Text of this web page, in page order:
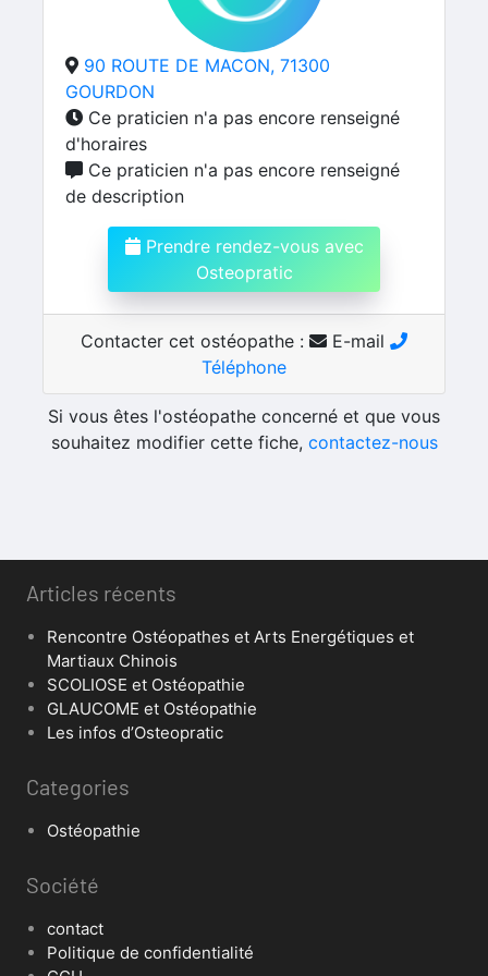
90 ROUTE DE MACON, 71300
GOURDON
Ce praticien n'a pas encore renseigné
d'horaires
Ce praticien n'a pas encore renseigné
de description
Prendre rendez-vous avec
Osteopratic
Contacter cet ostéopathe :
E-mail
Téléphone
Si vous êtes l'ostéopathe concerné et que vous
souhaitez modifier cette fiche, contactez-nous
Articles récents
Rencontre Ostéopathes et Arts Energétiques et
Martiaux Chinois
SCOLIOSE et Ostéopathie
GLAUCOME et Ostéopathie
Les infos d’Osteopratic
Categories
Ostéopathie
Société
contact
Politique de confidentialité